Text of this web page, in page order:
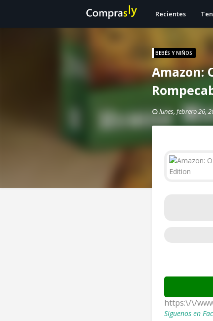
Recientes
BEBÉS Y NIÑOS
Amazon:
lunes, febrero 26,
https:\/\/
Siguenos en